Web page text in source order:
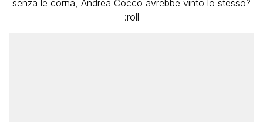
senza le corna, Andrea Cocco avrebbe vinto lo stesso?
:roll